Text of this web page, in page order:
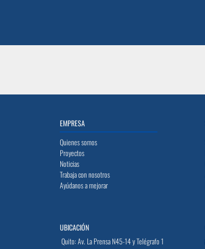
EMPRESA
Quienes somos
Proyectos
Noticias
Trabaja con nosotros
Ayúdanos a mejorar
UBICACIÓN
Quito: Av. La Prensa N45-14 y Telégrafo 1